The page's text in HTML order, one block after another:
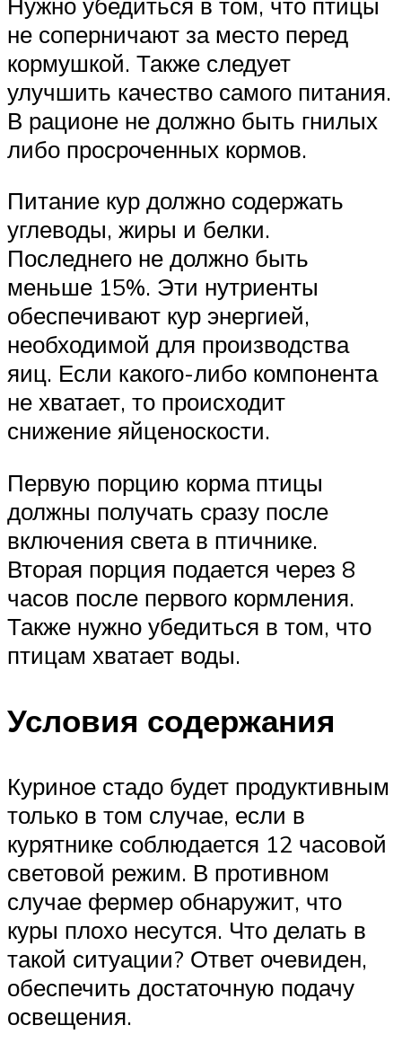
не соперничают за место перед
кормушкой. Также следует
улучшить качество самого питания.
В рационе не должно быть гнилых
либо просроченных кормов.
Питание кур должно содержать
углеводы, жиры и белки.
Последнего не должно быть
меньше 15%. Эти нутриенты
обеспечивают кур энергией,
необходимой для производства
яиц. Если какого-либо компонента
не хватает, то происходит
снижение яйценоскости.
Первую порцию корма птицы
должны получать сразу после
включения света в птичнике.
Вторая порция подается через 8
часов после первого кормления.
Также нужно убедиться в том, что
птицам хватает воды.
Условия содержания
Куриное стадо будет продуктивным
только в том случае, если в
курятнике соблюдается 12 часовой
световой режим. В противном
случае фермер обнаружит, что
куры плохо несутся. Что делать в
такой ситуации? Ответ очевиден,
обеспечить достаточную подачу
освещения.